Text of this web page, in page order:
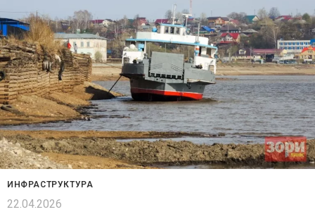
ИНФРАСТРУКТУРА
22.04.2026